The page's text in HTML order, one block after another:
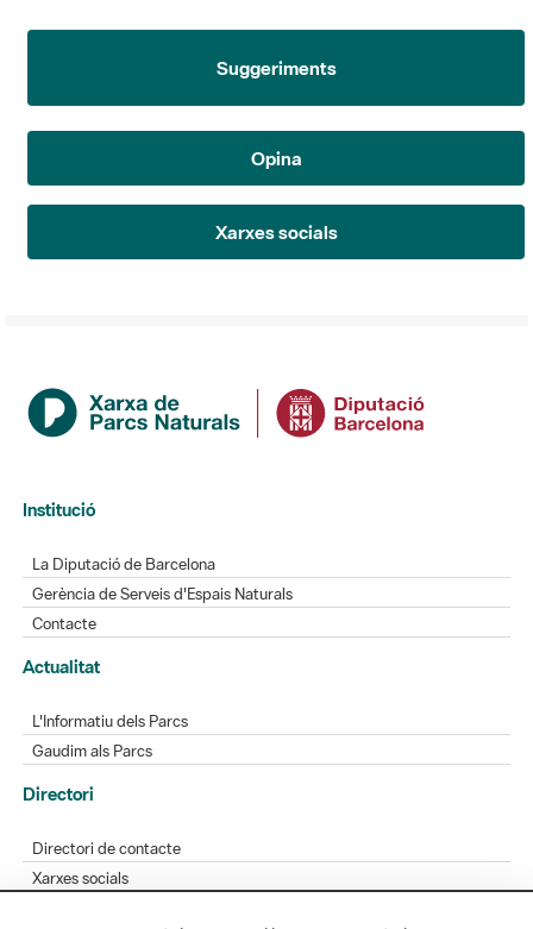
Suggeriments
Opina
Xarxes socials
Institució
La Diputació de Barcelona
Gerència de Serveis d'Espais Naturals
Contacte
Actualitat
L'Informatiu dels Parcs
Gaudim als Parcs
Directori
Directori de contacte
Xarxes socials